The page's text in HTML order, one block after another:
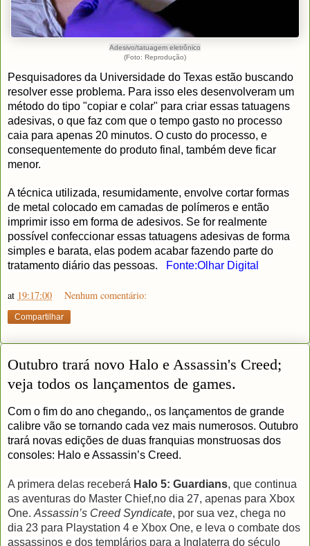
Adesivo/tatuagem eletrônico
(Foto: Reprodução)
Pesquisadores da Universidade do Texas estão buscando
resolver esse problema. Para isso eles desenvolveram um
método do tipo "copiar e colar" para criar essas tatuagens
adesivas, o que faz com que o tempo gasto no processo
caia para apenas 20 minutos. O custo do processo, e
consequentemente do produto final, também deve ficar
menor.
A técnica utilizada, resumidamente, envolve cortar formas
de metal colocado em camadas de polímeros e então
imprimir isso em forma de adesivos. Se for realmente
possível confeccionar essas tatuagens adesivas de forma
simples e barata, elas podem acabar fazendo parte do
tratamento diário das pessoas.
Fonte:Olhar Digital
at 19:17:00 Nenhum comentário:
Compartilhar
Outubro trará novo Halo e Assassin's Creed;
veja todos os lançamentos de games.
Com o fim do ano chegando,, os lançamentos de grande
calibre vão se tornando cada vez mais numerosos. Outubro
trará novas edições de duas franquias monstruosas dos
consoles: Halo e Assassin’s Creed.
A primera delas receberá Halo 5: Guardians, que continua
as aventuras do Master Chief,no dia 27, apenas para Xbox
One. Assassin’s Creed Syndicate, por sua vez, chega no
dia 23 para Playstation 4 e Xbox One, e leva o combate dos
assassinos e dos templários para a Inglaterra do século